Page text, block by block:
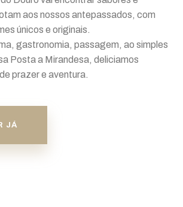
aos nossos antepassados, com
únicos e originais.
gastronomia, passagem, ao simples
Posta a Mirandesa, deliciamos
prazer e aventura.
JÁ